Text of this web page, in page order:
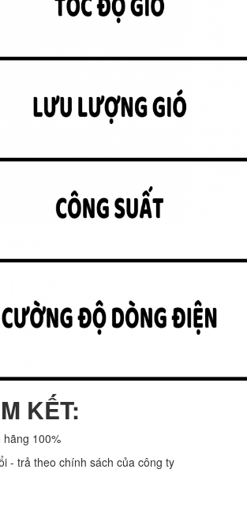
KẾT:
100%
- trả theo chính sách của công ty